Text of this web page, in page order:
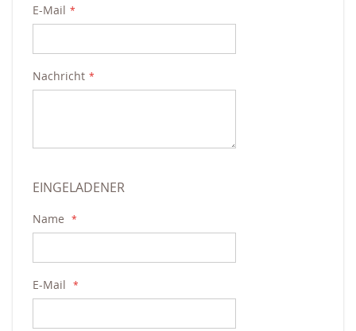
E-Mail
Nachricht
EINGELADENER
Name
E-Mail